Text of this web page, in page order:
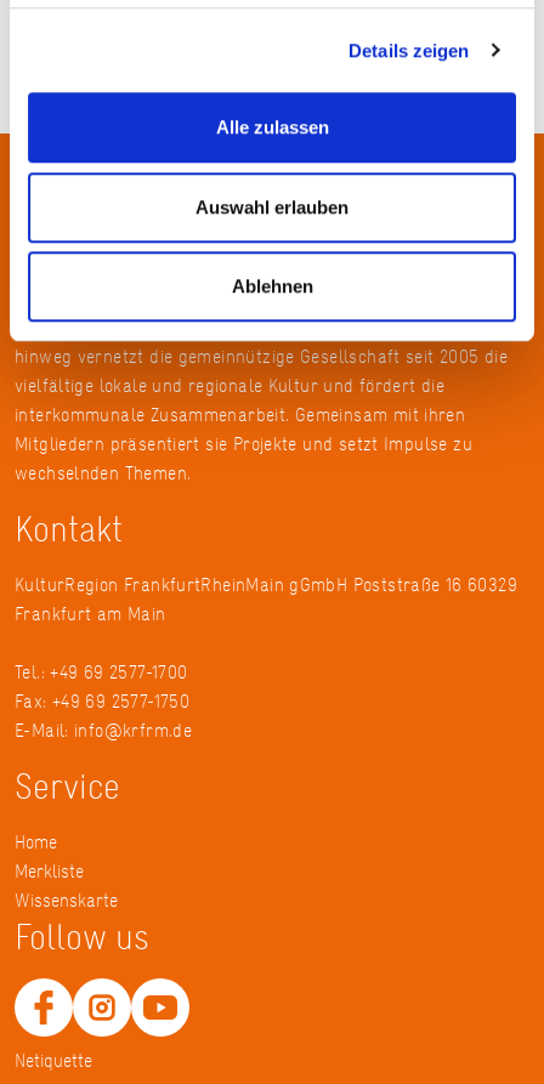
Details zeigen
Alle zulassen
Auswahl erlauben
Ablehnen
Landkreise, Städte, Gemeinden und der Regionalverband zur
KulturRegion zusammen-geschlossen. Über die Ländergrenzen
hinweg vernetzt die gemeinnützige Gesellschaft seit 2005 die
vielfältige lokale und regionale Kultur und fördert die
interkommunale Zusammenarbeit. Gemeinsam mit ihren
Mitgliedern präsentiert sie Projekte und setzt Impulse zu
wechselnden Themen.
Kontakt
KulturRegion FrankfurtRheinMain gGmbH Poststraße 16 60329
Frankfurt am Main
Tel.: +49 69 2577-1700
Fax: +49 69 2577-1750
E-Mail: info@krfrm.de
Service
Home
Merkliste
Wissenskarte
Follow us
Netiquette